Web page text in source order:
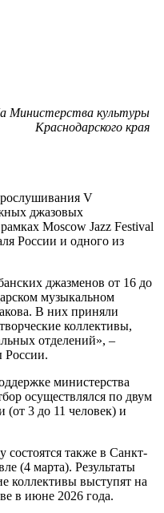
Министерства культуры
Краснодарского края
V
джазовых
Moscow Jazz Festival
России и одного из
джазменов от 16 до
музыкальном
В них приняли
коллективы,
отделений», –
России.
министерства
осуществлялся по двум
(от 3 до 11 человек) и
также в Санкт-
(4 марта). Результаты
коллективы выступят на
в июне 2026 года.